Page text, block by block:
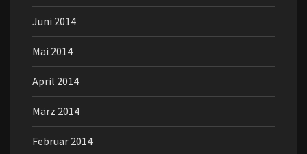
Juni 2014
Mai 2014
April 2014
März 2014
Februar 2014